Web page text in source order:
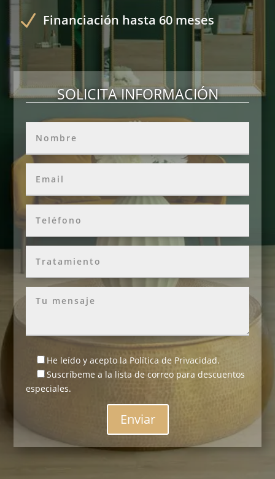
N Financiación hasta 60 meses
SOLICITA INFORMACIÓN
He leído y acepto la Política de Privacidad.
Suscríbeme a la lista de correo para descuentos
especiales.
Enviar